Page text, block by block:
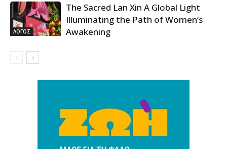
ΛΟΓΟΣ
The Sacred Lan Xin A Global Light
Illuminating the Path of Women’s
Awakening